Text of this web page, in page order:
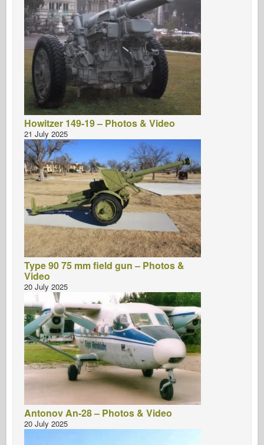
Howitzer 149-19 – Photos & Video
21 July 2025
Type 90 75 mm field gun – Photos &
Video
20 July 2025
Antonov An-28 – Photos & Video
20 July 2025